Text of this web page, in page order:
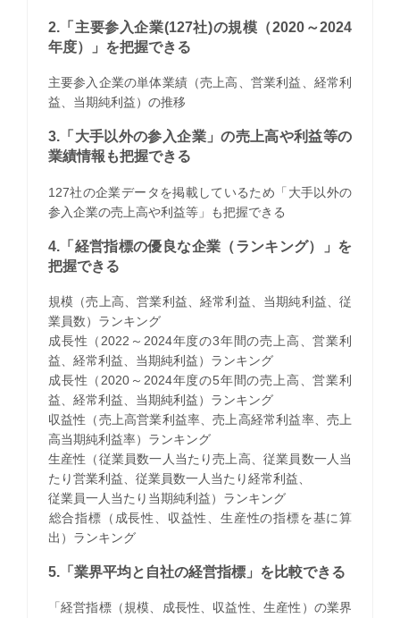
2.「主要参入企業(127社)の規模（2020～2024
年度）」を把握できる
主要参入企業の単体業績（売上高、営業利益、経常利
益、当期純利益）の推移
3.「大手以外の参入企業」の売上高や利益等の
業績情報も把握できる
127社の企業データを掲載しているため「大手以外の
参入企業の売上高や利益等」も把握できる
4.「経営指標の優良な企業（ランキング）」を
把握できる
規模（売上高、営業利益、経常利益、当期純利益、従
業員数）ランキング
成長性（2022～2024年度の3年間の売上高、営業利
益、経常利益、当期純利益）ランキング
成長性（2020～2024年度の5年間の売上高、営業利
益、経常利益、当期純利益）ランキング
収益性（売上高営業利益率、売上高経常利益率、売上
高当期純利益率）ランキング
生産性（従業員数一人当たり売上高、従業員数一人当
たり営業利益、従業員数一人当たり経常利益、
従業員一人当たり当期純利益）ランキング
​総合指標（成長性、収益性、生産性の指標を基に算
出）ランキング
5.「業界平均と自社の経営指標」を比較できる
「経営指標（規模、成長性、収益性、生産性）の業界